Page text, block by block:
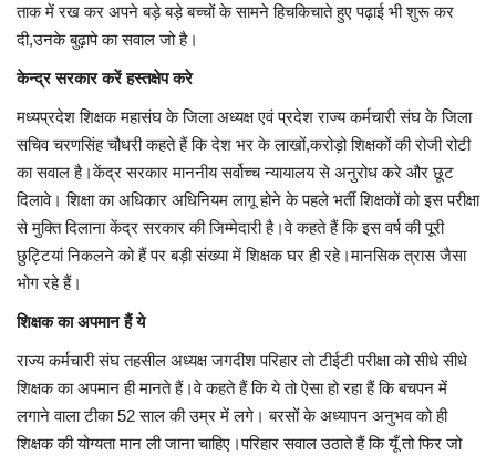
ताक में रख कर अपने बड़े बड़े बच्चों के सामने हिचकिचाते हुए पढ़ाई भी शुरू कर
दी,उनके बुढ़ापे का सवाल जो है।
केन्द्र सरकार करें हस्तक्षेप करे
मध्यप्रदेश शिक्षक महासंघ के जिला अध्यक्ष एवं प्रदेश राज्य कर्मचारी संघ के जिला
सचिव चरणसिंह चौधरी कहते हैं कि देश भर के लाखों,करोड़ो शिक्षकों की रोजी रोटी
का सवाल है।केंद्र सरकार माननीय सर्वोच्च न्यायालय से अनुरोध करे और छूट
दिलावे। शिक्षा का अधिकार अधिनियम लागू होने के पहले भर्ती शिक्षकों को इस परीक्षा
से मुक्ति दिलाना केंद्र सरकार की जिम्मेदारी है।वे कहते हैं कि इस वर्ष की पूरी
छुट्टियां निकलने को हैं पर बड़ी संख्या में शिक्षक घर ही रहे।मानसिक त्रास जैसा
भोग रहे हैं।
शिक्षक का अपमान हैं ये
राज्य कर्मचारी संघ तहसील अध्यक्ष जगदीश परिहार तो टीईटी परीक्षा को सीधे सीधे
शिक्षक का अपमान ही मानते हैं।वे कहते हैं कि ये तो ऐसा हो रहा हैं कि बचपन में
लगाने वाला टीका 52 साल की उम्र में लगे। बरसों के अध्यापन अनुभव को ही
शिक्षक की योग्यता मान ली जाना चाहिए।परिहार सवाल उठाते हैं कि यूँ तो फिर जो